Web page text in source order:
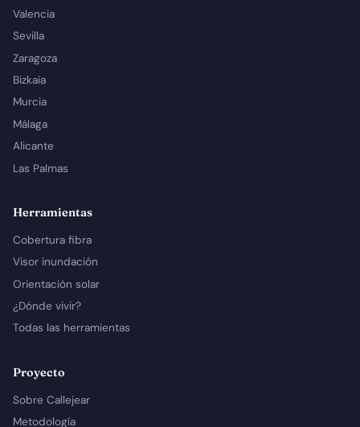
Valencia
Sevilla
Zaragoza
Bizkaia
Murcia
Málaga
Alicante
Las Palmas
Herramientas
Cobertura fibra
Visor inundación
Orientación solar
¿Dónde vivir?
Todas las herramientas
Proyecto
Sobre Callejear
Metodología